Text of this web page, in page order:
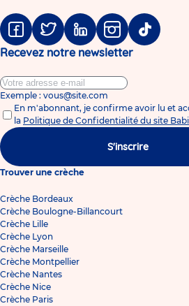
FacebookTwitter LinkedinInstagramTiktok
Recevez notre newsletter
Exemple : vous@site.com
En m'abonnant, je confirme avoir lu et
la Politique de Confidentialité du site
S'inscrire
Trouver une crèche
Crèche Bordeaux
Crèche Boulogne-Billancourt
Crèche Lille
Crèche Lyon
Crèche Marseille
Crèche Montpellier
Crèche Nantes
Crèche Nice
Crèche Paris